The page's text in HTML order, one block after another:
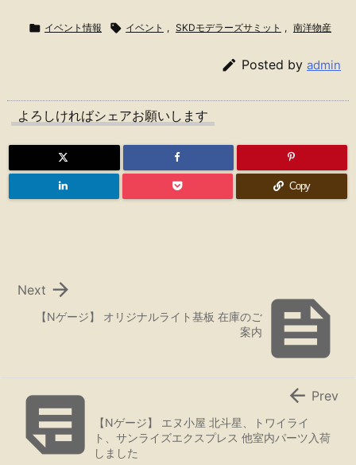
 イベント情報  イベント , SKDモデラーズサミット , 南洋物産
 Posted by admin
よろしければシェアお願いします
Copy

【Nゲージ】 オリジナルライト基板 在庫のご
案内

Next

【Nゲージ】 エヌ小屋 北斗星、トワイライ
ト、サンライズエクスプレス 他室内パーツ入荷
しました
 Prev